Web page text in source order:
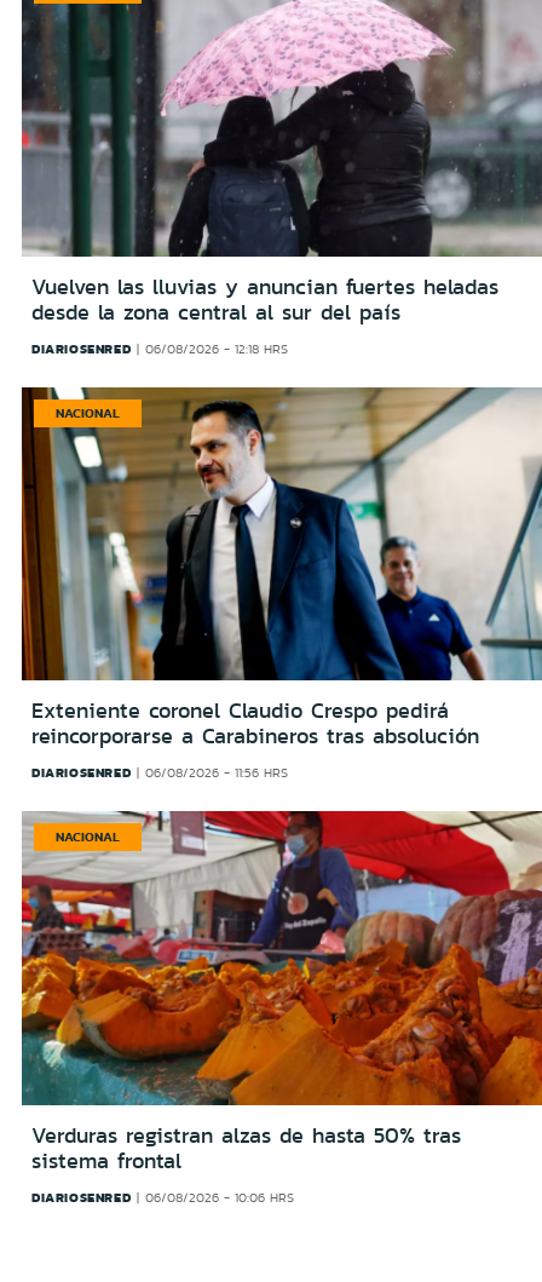
Vuelven las lluvias y anuncian fuertes heladas
desde la zona central al sur del país
DIARIOSENRED 06/08/2026 - 12:18 HRS
NACIONAL
Exteniente coronel Claudio Crespo pedirá
reincorporarse a Carabineros tras absolución
DIARIOSENRED 06/08/2026 - 11:56 HRS
NACIONAL
Verduras registran alzas de hasta 50% tras
sistema frontal
DIARIOSENRED 06/08/2026 - 10:06 HRS